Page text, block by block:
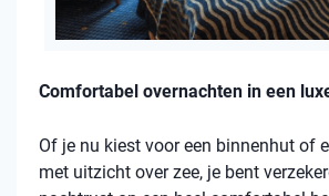
Comfortabel overnachten in een
Of je nu kiest voor een binnenhut of
met uitzicht over zee, je bent